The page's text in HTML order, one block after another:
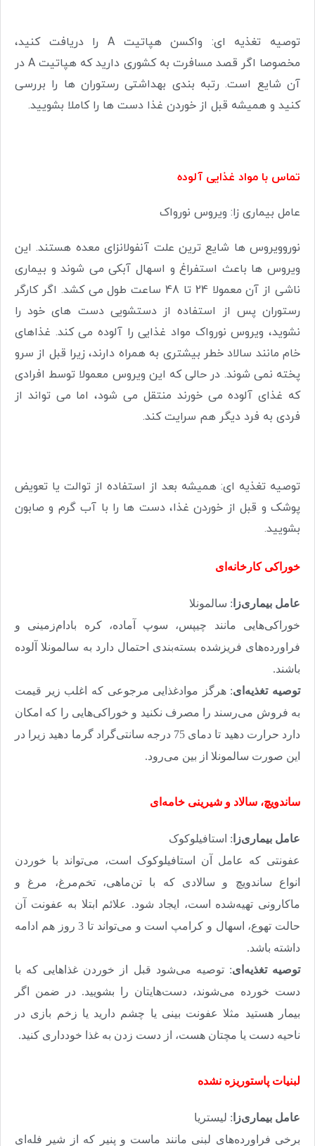
توصیه تغذیه ای: واکسن هپاتیتA را دریافت کنید،
مخصوصا اگر قصد مسافرت به کشوری دارید که هپاتیت Aدر
آن شایع است. رتبه بندی بهداشتی رستوران ها را بررسی
کنید و همیشه قبل از خوردن غذا دست ها را کاملا بشویید.
تماس با مواد غذایی آلوده
عامل بیماری زا: ویروس نورواک
نوروویروس ها شایع ترین علت آنفولانزای معده هستند. این
ویروس ها باعث استفراغ و اسهال آبکی می شوند و بیماری
ناشی از آن معمولا 24 تا 48 ساعت طول می کشد. اگر کارگر
رستوران پس از استفاده از دستشویی دست های خود را
نشوید، ویروس نورواک مواد غذایی را آلوده می کند. غذاهای
خام مانند سالاد خطر بیشتری به همراه دارند، زیرا قبل از سرو
پخته نمی شوند. در حالی که این ویروس معمولا توسط افرادی
که غذای آلوده می خورند منتقل می شود، اما می تواند از
فردی به فرد دیگر هم سرایت کند.
توصیه تغذیه ای: همیشه بعد از استفاده از توالت یا تعویض
پوشک و قبل از خوردن غذا، دست ها را با آب گرم و صابون
بشویید.
خوراکی کارخانه‌ای
عامل بیماری‌زا : سالمونلا
خوراکی‌هایی مانند چیپس، سوپ آماده، کره بادام‌زمینی و
فراورده‌های فریزشده بسته‌بندی احتمال دارد به سالمونلا آلوده
باشند.
توصیه تغذیه‌ای: هرگز موادغذایی مرجوعی که اغلب زیر قیمت
به فروش می‌رسند را مصرف نکنید و خوراکی‌هایی را که امکان
دارد حرارت دهید تا دمای 75 درجه سانتی‌گراد گرما دهید زیرا در
این صورت سالمونلا از بین می‌رود.
ساندویچ، سالاد و شیرینی خامه‌ای
عامل بیماری‌زا : استافیلوکوک
عفونتی که عامل آن استافیلوکوک است، می‌تواند با خوردن
انواع ساندویچ و سالادی که با تن‌ماهی، تخم‌مرغ، مرغ و
ماکارونی تهیه‌شده است، ایجاد شود. علائم ابتلا به عفونت آن
حالت تهوع، اسهال و کرامپ است و می‌تواند تا 3 روز هم ادامه
داشته باشد.
توصیه تغذیه‌ای: توصیه می‌شود قبل از خوردن غذاهایی که با
دست خورده می‌شوند، دست‌هایتان را بشویید. در ضمن اگر
بیمار هستید مثلا عفونت بینی یا چشم دارید یا زخم بازی در
ناحیه دست یا مچتان هست، از دست زدن به غذا خودداری کنید.
لبنیات پاستوریزه نشده
عامل بیماری‌زا : لیستریا
برخی فراورده‌های لبنی مانند ماست و پنیر که از شیر فله‌ای